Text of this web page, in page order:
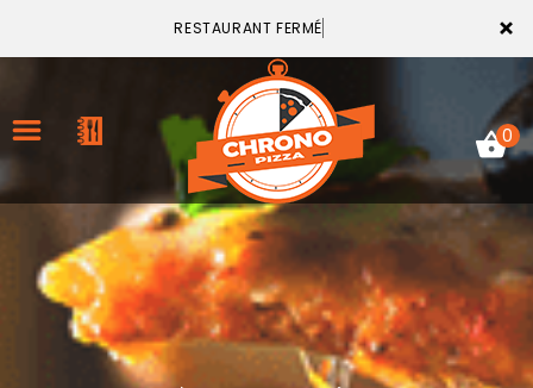
×
RESTAURANT FERMÉ
ACCUEIL
LA CARTE
VOTRE COMPTE
0